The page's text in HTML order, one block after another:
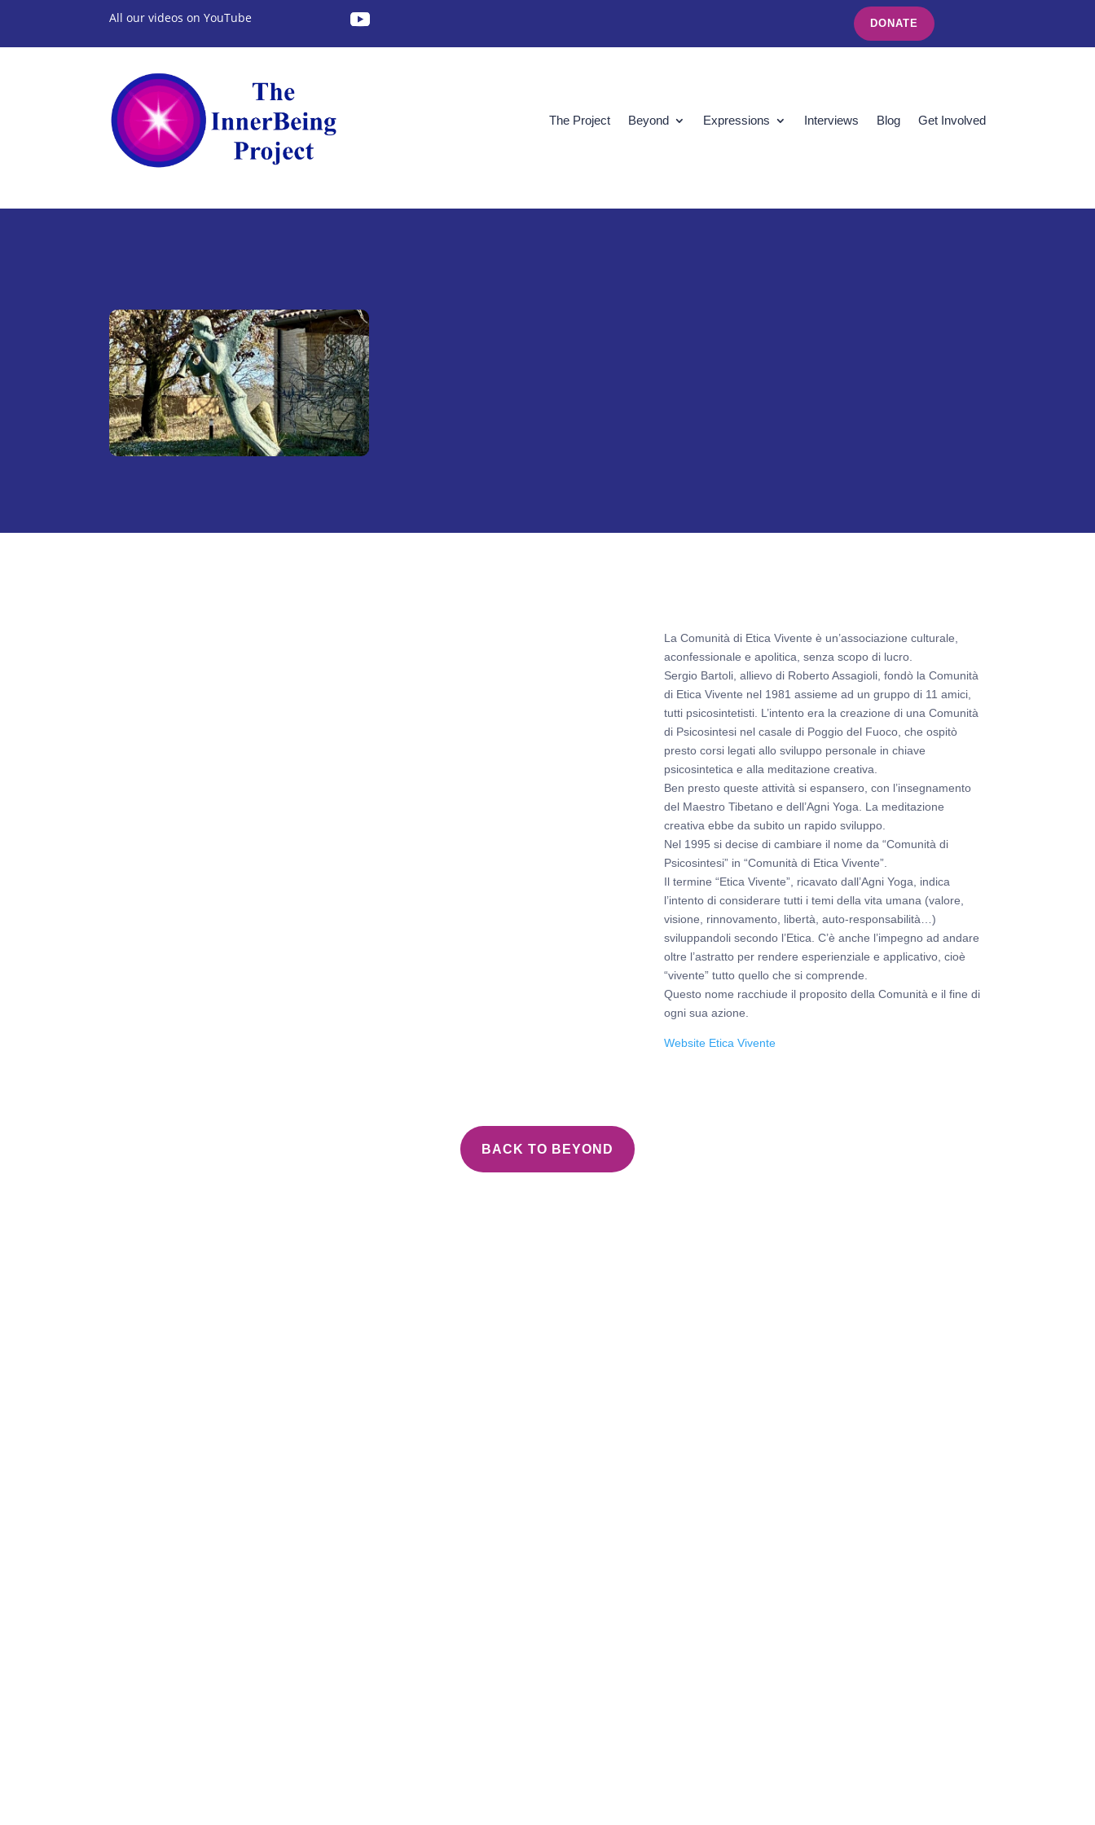
All our videos on YouTube DONATE
The Project Beyond Expressions Interviews Blog Get Involved
La Comunità di Etica Vivente è un’associazione culturale,
aconfessionale e apolitica, senza scopo di lucro.
Sergio Bartoli, allievo di Roberto Assagioli, fondò la Comunità
di Etica Vivente nel 1981 assieme ad un gruppo di 11 amici,
tutti psicosintetisti. L’intento era la creazione di una Comunità
di Psicosintesi nel casale di Poggio del Fuoco, che ospitò
presto corsi legati allo sviluppo personale in chiave
psicosintetica e alla meditazione creativa.
Ben presto queste attività si espansero, con l’insegnamento
del Maestro Tibetano e dell’Agni Yoga. La meditazione
creativa ebbe da subito un rapido sviluppo.
Nel 1995 si decise di cambiare il nome da “Comunità di
Psicosintesi” in “Comunità di Etica Vivente”.
Il termine “Etica Vivente”, ricavato dall’Agni Yoga, indica
l’intento di considerare tutti i temi della vita umana (valore,
visione, rinnovamento, libertà, auto-responsabilità…)
sviluppandoli secondo l’Etica. C’è anche l’impegno ad andare
oltre l’astratto per rendere esperienziale e applicativo, cioè
“vivente” tutto quello che si comprende.
Questo nome racchiude il proposito della Comunità e il fine di
ogni sua azione.
Website Etica Vivente
BACK TO BEYOND